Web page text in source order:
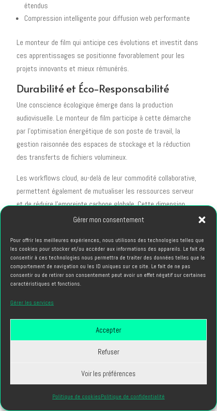
Gérer mon consentement
Pour offrir les meilleures expériences, nous utilisons des technologies telles que
les cookies pour stocker et/ou accéder aux informations des appareils. Le fait de
consentir à ces technologies nous permettra de traiter des données telles que le
comportement de navigation ou les ID uniques sur ce site. Le fait de ne pas
consentir ou de retirer son consentement peut avoir un effet négatif sur certaines
caractéristiques et fonctions.
Gérer les services
Accepter
Refuser
Voir les préférences
Politique de cookiesPolitique de confidentialité
étendus
Compression intelligente pour diffusion web performante
Le monteur de film qui anticipe ces évolutions et investit dans
ces apprentissages se positionne favorablement pour les
projets innovants et mieux rémunérés.
Durabilité et Éco-Responsabilité
Une conscience écologique émerge dans la production
audiovisuelle. Le monteur de film participe à cette démarche
par l'optimisation énergétique de son poste de travail, la
gestion raisonnée des espaces de stockage et la réduction
des transferts de fichiers volumineux.
Les workflows cloud, au-delà de leur commodité collaborative,
permettent également de mutualiser les ressources serveur
et de réduire l'empreinte carbone globale. Cette dimension
éthique gagne en importance pour les clients institutionnels et
Réseautage et Développement
Professionnel
La construction d'une carrière durable comme monteur de film
visibilité des compétences.
Stratégies de Visibilité et Portfolio
Un portfolio démonstratif constitue l'outil commercial principal
du monteur de film. La présentation de projets variés,
montrant l'étendue des compétences et la capacité
d'adaptation à différents styles, facilite considérablement la